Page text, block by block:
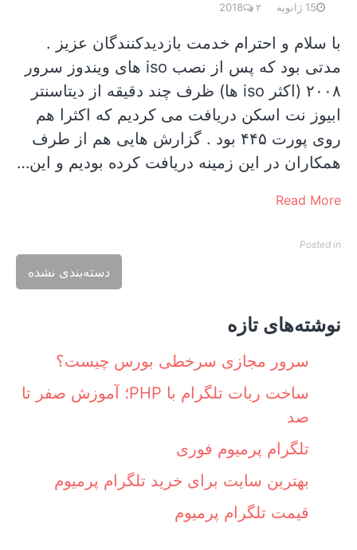
15 ژانویه 2018 ۲
با سلام و احترام خدمت بازدیدکنندگان عزیز .
مدتی بود که پس از نصب iso های ویندوز سرور
۲۰۰۸ (اکثر iso ها) ظرف چند دقیقه از دیتاسنتر
ابیوز نت اسکن دریافت می کردیم که اکثرا هم
روی پورت ۴۴۵ بود . گزارش هایی هم از طرف
همکاران در این زمینه دریافت کرده بودیم و این…
Read More
Posted in
دسته‌بندی نشده
نوشته‌های تازه
سرور مجازی سرخطی بورس چیست؟
ساخت ربات تلگرام با PHP؛ آموزش صفر تا
صد
تلگرام پرمیوم فوری
بهترین سایت برای خرید تلگرام پرمیوم
قیمت تلگرام پرمیوم